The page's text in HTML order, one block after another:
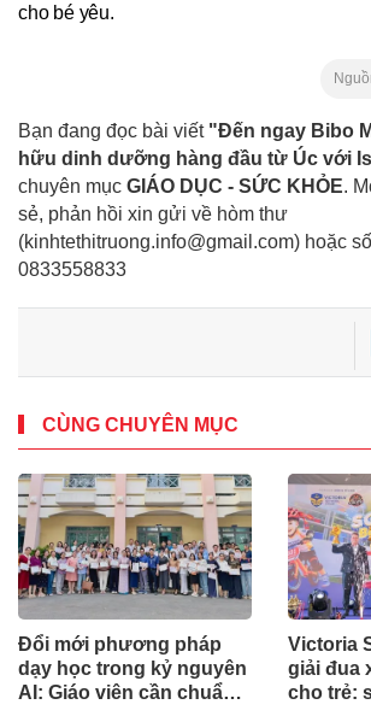
cho bé yêu.
Bạn đang đọc bài viết "Đến ngay Bibo
hữu dinh dưỡng hàng đầu từ Úc với
chuyên mục GIÁO DỤC - SỨC KHỎE.
sẻ, phản hồi xin gửi về hòm thư
(kinhtethitruong.info@gmail.com) hoặc
0833558833
CÙNG CHUYÊN MỤC
Đổi mới phương pháp
dạy học trong kỷ nguyên
AI: Giáo viên cần chuẩn
Victoria
giải đua
cho trẻ: